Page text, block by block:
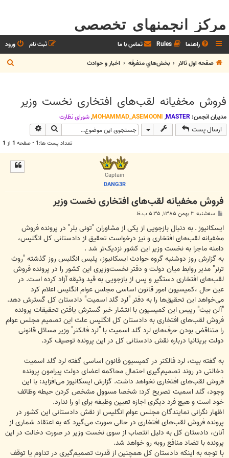
مرکز انجمنهای تخصصی
راهنما Rules تماس با ما ورود
ثبت نام
صفحه اول تالار
بخش‌‌هاي متفرقه اخبار و حوادث
س
فروش مخفیانه لقب‌های افتخاری نخست وزیر
مدیران انجمن: MASTER
,
MOHAMMAD_ASEMOONI
,شوراي نظارت
ارسال پست جستجو
تعداد پست ها:1 • صفحه 1 از 1
Captain
DANG3R
فروش مخفیانه لقب‌های افتخاری نخست وزیر
ت
سه‌شنبه ۳ بهمن ۱۳۸۵, ۵:۳۵ ب.ظ
ایسکانیوز ـ به دنبال بازجویی از یکی از مشاوران "تونی بلر" در پرونده فروش
مخفیانه لقب‌های افتخاری و نیز درخواست تحقیق از دادستانی کل انگلیس،
دامنه ماجرا به نخست وزیر این کشور نزدیک‌تر شد .
به گزارش روز دوشنبه گروه حوادث ایسکانیوز، پلیس انگلیس روز گذشته "روث
ترنر" مدیر روابط میان دولت و دفتر نخست‌وزیری این کشور را در پرونده فروش
لقب‌های افتخاری دستگیر و پس از بازجویی به قید وثیقه آزاد کرده است. در
عین حال ،کمیسیون امور قانون اساسی مجلس عوام انگلیس اعلام کرد
می‌خواهد این تحقیق‌ها را به دفتر "لرد گلد اسمیت" دادستان کل گسترش دهد.
"آلن بیث" رییس این کمیسیون با انتشار خبر گسترش یافتن تحقیقات پرونده
فروش لقب‌های افتخاری به دادستان کل انگلیس علت این تصمیم مجلس عوام
را متناقض بودن حرف‌های لرد گلد اسمیت با "لرد فالکنر" وزیر مسائل قانونی
دولت بریتانیا درباره نقش دادستانی کل در این پرونده توصیف کرد.
به گفته بیث، لرد فالکنر در کمیسیون قانون اساسی گفته لرد گلد اسمیت
دخالتی در روند تصمیم‌گیری احتمال محاکمه اعضای دولت پیرامون پرونده
فروش لقب‌های افتخاری نخواهد داشت. گزارش ایسکانیوز می‌افزاید: با این
وجود، گلد اسمیت تصریح کرد: شخصا مسوول مشخص کردن حیطه وظائف
خود است و هیچ فرد دیگری اجازه تعیین وظیفه برای او را ندارد.
اظهار نگرانی نمایندگان مجلس عوام انگلیس از نقش دادستانی این کشور در
پرونده فروش لقب‌های افتخاری در حالی صورت می‌گیرد که به اعتقاد شماری از
آنان، دادستان کل به دلیل انتصاب از سوی نخست وزیر در صورت دخالت در این
پرونده با تضاد منافع روبه رو خواهد شد.
با توجه به اینکه دادستان کل همچنین از قدرت تصمیم‌گیری در تداوم یا توقف